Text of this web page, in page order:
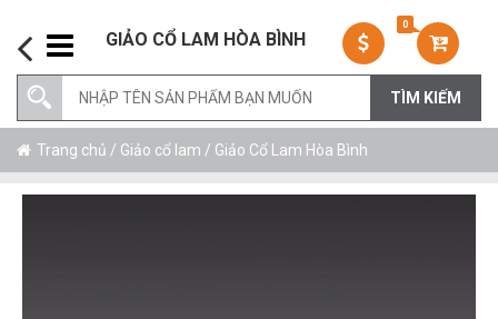
GIẢO CỔ LAM HÒA BÌNH
0
Trang chủ / Giảo cổ lam / Giảo Cổ Lam Hòa Bình